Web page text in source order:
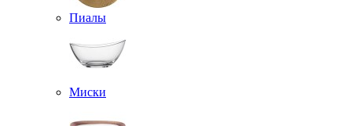
Пиалы
Миски